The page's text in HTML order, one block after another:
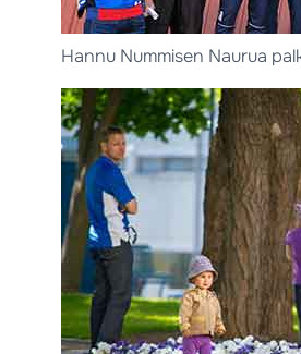
Hannu Nummisen Naurua